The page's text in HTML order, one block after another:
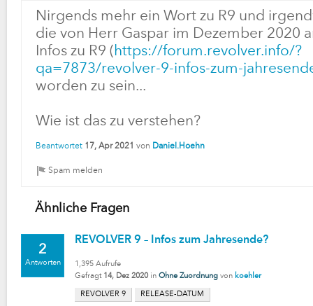
Nirgends mehr ein Wort zu R9 und
die von Herr Gaspar im Dezember 2020
Infos zu R9 ( https://forum.revolver.info/?
qa=7873/revolver-9-infos-zum-
worden zu sein...
Wie ist das zu verstehen?
Beantwortet 17, Apr 2021 von Daniel.Hoehn
Ähnliche Fragen
2
Antworten
REVOLVER 9 – Infos zum Jahresende?
1,395 Aufrufe
Gefragt 14, Dez 2020 in Ohne Zuordnung von koehler
REVOLVER 9 RELEASE-DATUM